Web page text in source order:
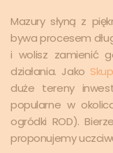
Mazury słyną z
bywa procesem
i wolisz zamienić
działania. Jako
duże tereny
popularne w
ogródki ROD).
proponujemy